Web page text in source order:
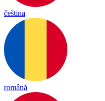
čeština
română